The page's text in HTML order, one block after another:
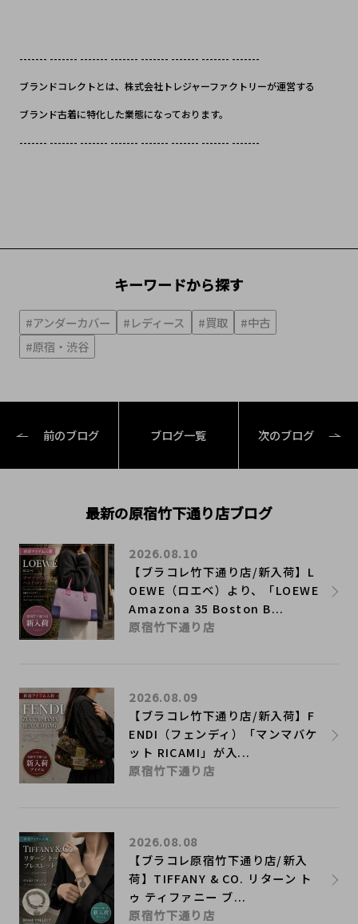
------- ------- ------- ------- ------- ------- ------- -------
ブランドコレクトとは、株式会社トレジャーファクトリーが運営する
ブランド古着に特化した業態になっております。
------- ------- ------- ------- ------- ------- ------- -------
キーワードから探す
#アンダーカバー #レディース #買取
#中古
#原宿・渋谷
前のブログ ブログ一覧 次のブログ
最新の原宿竹下通り店ブログ
【ブラコレ竹下通り店/新入荷】L
OEWE（ロエベ）より、「LOEWE
Amazona 35 Boston B...
2026.08.10
原宿竹下通り店
【ブラコレ竹下通り店/新入荷】F
ENDI（フェンディ）「マンマバケ
ット RICAMI」が入...
2026.08.09
原宿竹下通り店
【ブラコレ原宿竹下通り店/新入
荷】TIFFANY & CO. リターン ト
ゥ ティファニー ブ...
2026.08.08
原宿竹下通り店